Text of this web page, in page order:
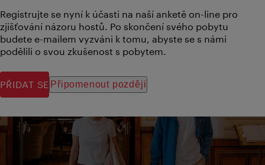
Registrujte se nyní k účasti na naší anketě on-line pro
zjišťování názoru hostů. Po skončení svého pobytu
budete e-mailem vyzváni k tomu, abyste se s námi
podělili o svou zkušenost s pobytem.
PŘIDAT SE Připomenout později